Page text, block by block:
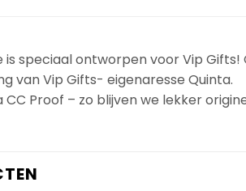
speciaal ontworpen voor Vip
van Vip Gifts- eigenaresse Quinta.
Proof – zo blijven we lekker